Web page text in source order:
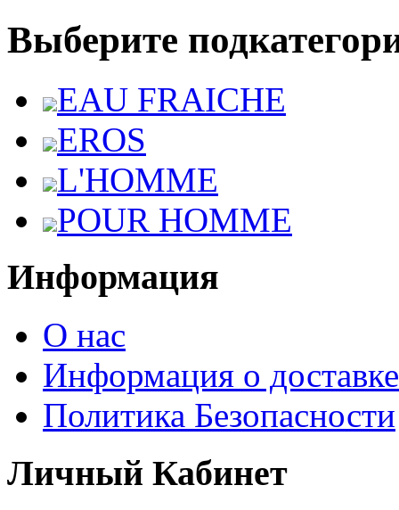
Выберите
EAU FRAICHE
EROS
L'HOMME
POUR HOMME
Информация
О нас
Информация о доставке
Политика Безопасности
Личный Кабинет